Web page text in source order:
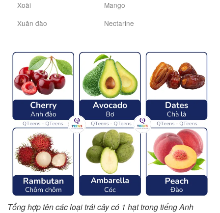
Xoài
Mango
Xuân đào
Nectarine
Tổng hợp tên các loại trái cây có 1 hạt trong tiếng Anh